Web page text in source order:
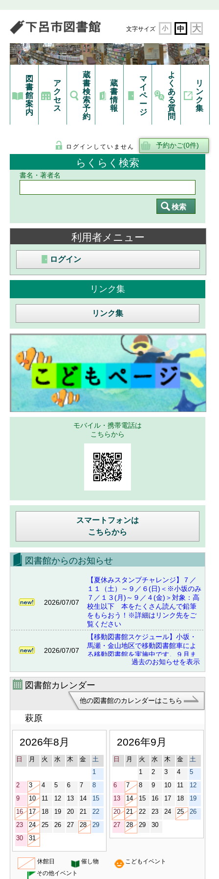
文字サイズ 小 中 大
図
書
館
案
内
ア
ク
セ
ス
蔵
書
検
索
予
約
蔵
書
情
報
マ
イ
ペ
ー
ジ
よ
く
あ
る
質
問
リ
ン
ク
集
ログインしていません
らくらく検索
書名・著者名
利用者メニュー
ログイン
リンク集
リンク集
モバイル・携帯電話は
こちらから
スマートフォンは
こちらから
図書館からのお知らせ
2026/07/07
【夏休みスタンプチャレンジ】７／
１１（土）～９／６(日)＜※小坂のみ
７／１３(月)～９／４(金)＞対象：高
校生以下 本をたくさん読んで鉛筆
をもらおう！※詳細はリンク先をご
覧ください
2026/07/07
【移動図書館スケジュール】小坂・
馬瀬・金山地区で移動図書館車によ
る移動図書館を実施中です。９月ま
での詳しいスケジュールはこちら。
2026/04/17
【令和８年度購読雑誌一覧】
2026/04/17
2024/04/11
【プロジェクタ・デジタルビューア
の貸出について】※詳細は各図書館
過去のお知らせを表示
図書館カレンダー
他の図書館のカレンダーはこちら
萩原
2026年8月
日 月 火 水 木 金
土
1
2
3 4 5 6 7
8
9
10 11 12 13 14
15
16
17 18 19 20 21
22
23
24 25 26 27 28
29
30
31
2026年9月
日 月 火 水 木 金
土
1
2 3 4
5
6
7 8 9 10 11
12
13
14 15 16 17 18
19
20
21 22 23 24 25
26
27
28 29 30
休館日 催し物
こどもイベント
その他イベント